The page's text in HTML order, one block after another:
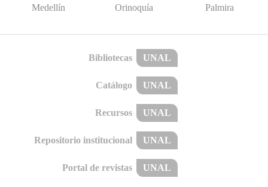
Medellín Orinoquía Palmira
Bibliotecas UNAL
Catálogo UNAL
Recursos UNAL
Repositorio institucional UNAL
Portal de revistas UNAL